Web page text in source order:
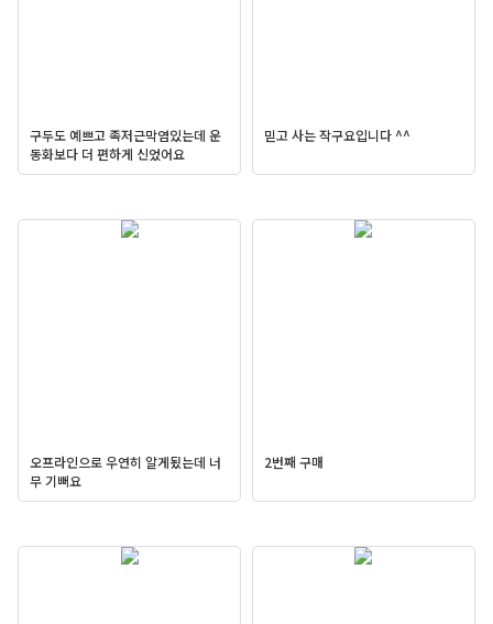
구두도 예쁘고 족저근막염있는데 운
동화보다 더 편하게 신었어요
믿고 사는 작구요입니다 ^^
오프라인으로 우연히 알게됬는데 너
무 기뻐요
2번째 구매